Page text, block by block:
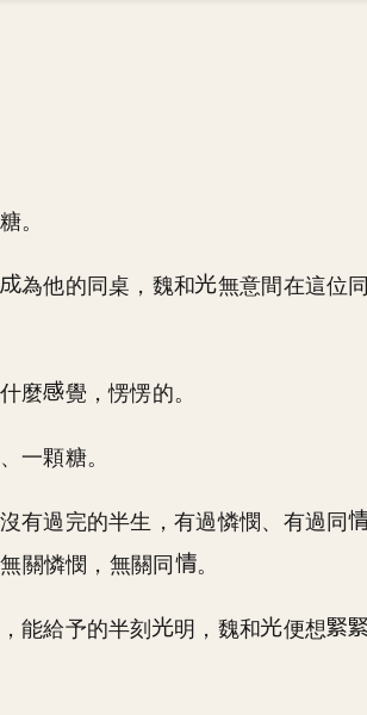
。
為他的同桌，魏和
無意間在這位
麼 覺，愣愣的。
一顆糖。
有過完的半生，有過憐憫、有過同
關憐憫，無關同 。
能給予的半刻 明，魏和
便想